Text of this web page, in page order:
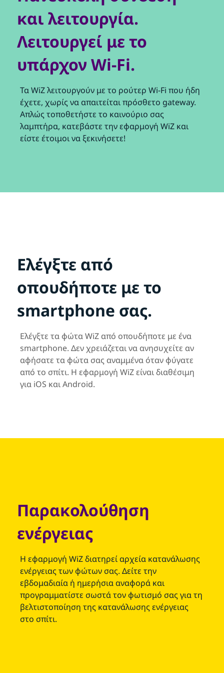
και λειτουργία.
Λειτουργεί με το
υπάρχον Wi-Fi.
Τα WiZ λειτουργούν με το ρούτερ Wi-Fi που ήδη
έχετε, χωρίς να απαιτείται πρόσθετο gateway.
Απλώς τοποθετήστε το καινούριο σας
λαμπτήρα, κατεβάστε την εφαρμογή WiZ και
είστε έτοιμοι να ξεκινήσετε!
Ελέγξτε από
οπουδήποτε με το
smartphone σας.
Ελέγξτε τα φώτα WiZ από οπουδήποτε με ένα
smartphone. Δεν χρειάζεται να ανησυχείτε αν
αφήσατε τα φώτα σας αναμμένα όταν φύγατε
από το σπίτι. Η εφαρμογή WiZ είναι διαθέσιμη
για iOS και Android.
Παρακολούθηση
ενέργειας
Η εφαρμογή WiZ διατηρεί αρχεία κατανάλωσης
ενέργειας των φώτων σας. Δείτε την
εβδομαδιαία ή ημερήσια αναφορά και
προγραμματίστε σωστά τον φωτισμό σας για τη
βελτιστοποίηση της κατανάλωσης ενέργειας
στο σπίτι.